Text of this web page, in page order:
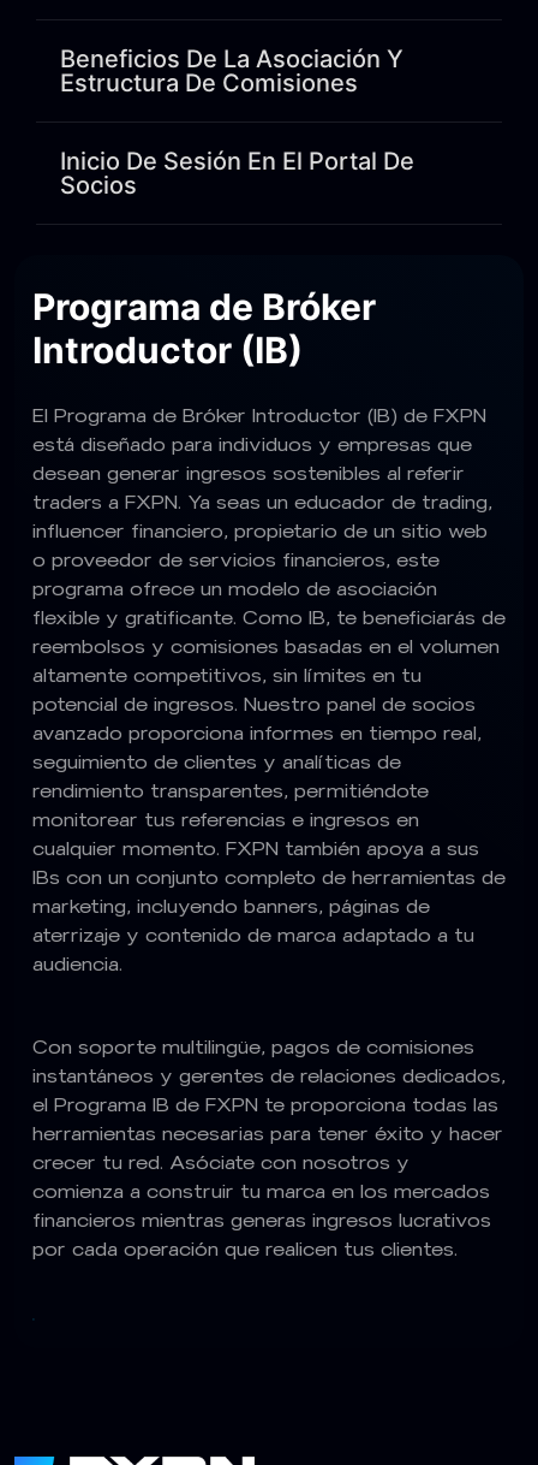
Beneficios De La Asociación Y
Estructura De Comisiones
Inicio De Sesión En El Portal De
Socios
Programa de Bróker
Introductor (IB)
El Programa de Bróker Introductor (IB) de FXPN
está diseñado para individuos y empresas que
desean generar ingresos sostenibles al referir
traders a FXPN. Ya seas un educador de trading,
influencer financiero, propietario de un sitio web
o proveedor de servicios financieros, este
programa ofrece un modelo de asociación
flexible y gratificante. Como IB, te beneficiarás de
reembolsos y comisiones basadas en el volumen
altamente competitivos, sin límites en tu
potencial de ingresos. Nuestro panel de socios
avanzado proporciona informes en tiempo real,
seguimiento de clientes y analíticas de
rendimiento transparentes, permitiéndote
monitorear tus referencias e ingresos en
cualquier momento. FXPN también apoya a sus
IBs con un conjunto completo de herramientas de
marketing, incluyendo banners, páginas de
aterrizaje y contenido de marca adaptado a tu
audiencia.
Con soporte multilingüe, pagos de comisiones
instantáneos y gerentes de relaciones dedicados,
el Programa IB de FXPN te proporciona todas las
herramientas necesarias para tener éxito y hacer
crecer tu red. Asóciate con nosotros y
comienza a construir tu marca en los mercados
financieros mientras generas ingresos lucrativos
por cada operación que realicen tus clientes.